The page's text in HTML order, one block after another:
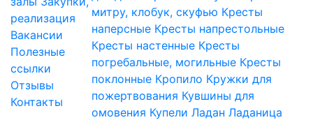
реализация
Вакансии
Полезные
ссылки
Отзывы
Контакты
митру, клобук, скуфью Кресты
наперсные Кресты напрестольные
Кресты настенные Кресты
погребальные, могильные Кресты
поклонные Кропило Кружки для
пожертвования Кувшины для
омовения Купели Ладан Ладаница